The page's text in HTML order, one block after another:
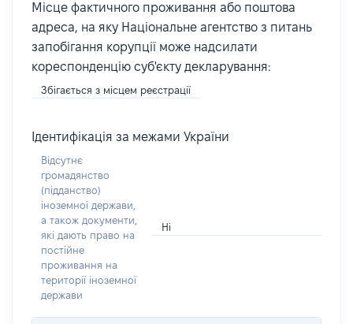
Місце фактичного проживання або поштова
адреса, на яку Національне агентство з питань
запобігання корупції може надсилати
кореспонденцію суб'єкту декларування:
Збігається з місцем реєстрації
Ідентифікація за межами України
Відсутнє
громадянство
(підданство)
іноземної держави,
а також документи,
які дають право на
постійне
проживання на
території іноземної
держави
Ні